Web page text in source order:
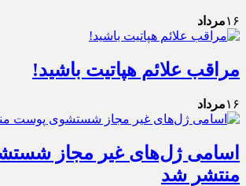
۱۶مرداد
مراقب علائم هپاتیت باشید!
۱۶مرداد
اسامی ژل‌های غیر مجاز
منتشر شد